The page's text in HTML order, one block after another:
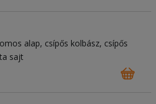
alap csípős kolbász csípős
sajt